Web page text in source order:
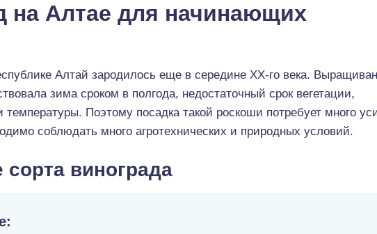
на Алтае для начинающих
Алтай зародилось еще в середине ХХ-го века.
зима сроком в полгода, недостаточный срок вегетации,
температуры. Поэтому посадка такой роскоши потребует много
соблюдать много агротехнических и природных условий.
сорта винограда